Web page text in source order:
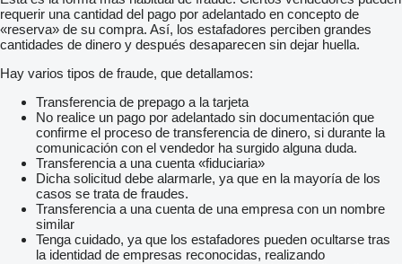
requerir una cantidad del pago por adelantado en concepto de
«reserva» de su compra. Así, los estafadores perciben grandes
cantidades de dinero y después desaparecen sin dejar huella.
Hay varios tipos de fraude, que detallamos:
Transferencia de prepago a la tarjeta
No realice un pago por adelantado sin documentación que
confirme el proceso de transferencia de dinero, si durante la
comunicación con el vendedor ha surgido alguna duda.
Transferencia a una cuenta «fiduciaria»
Dicha solicitud debe alarmarle, ya que en la mayoría de los
casos se trata de fraudes.
Transferencia a una cuenta de una empresa con un nombre
similar
Tenga cuidado, ya que los estafadores pueden ocultarse tras
la identidad de empresas reconocidas, realizando